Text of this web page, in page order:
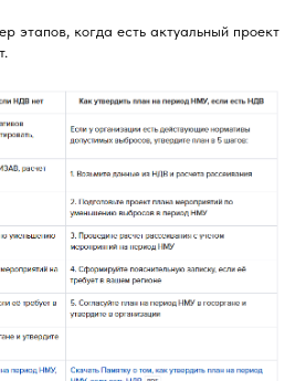
этапов, когда есть актуальный проект